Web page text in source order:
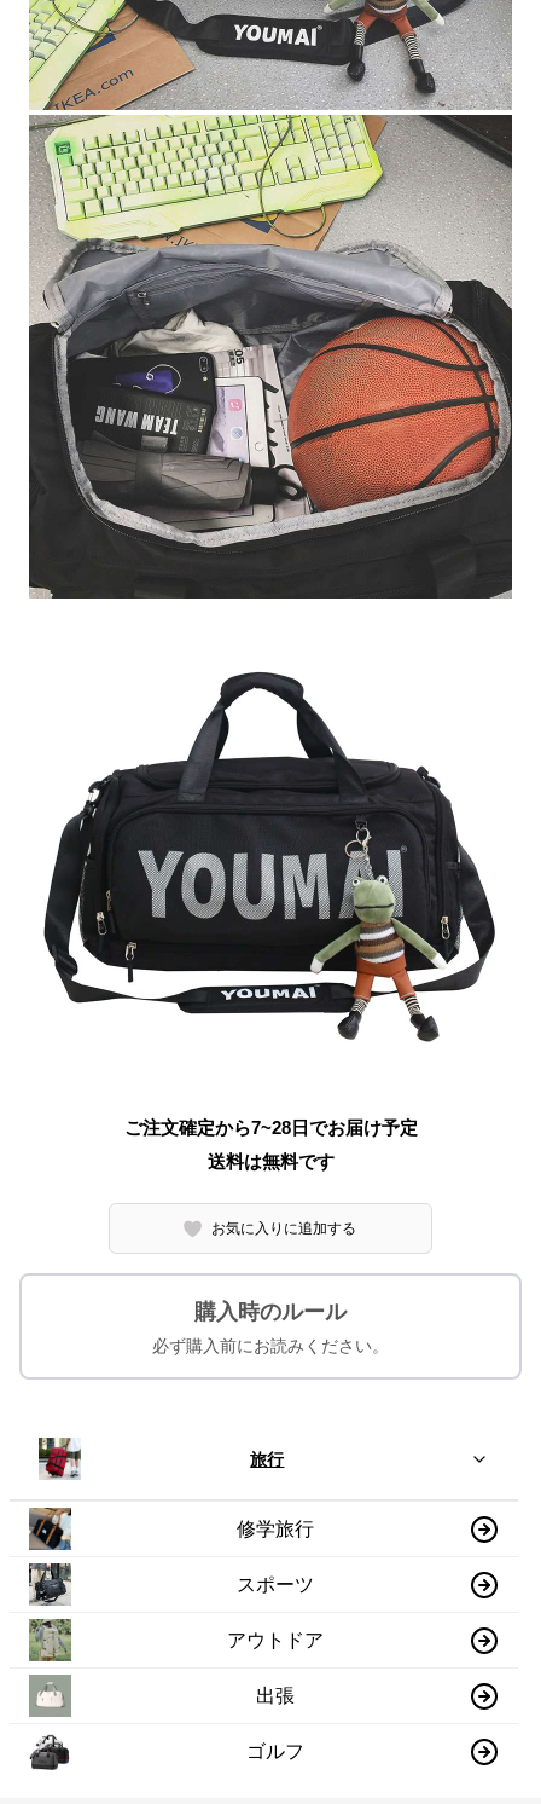
ご注文確定から7~28日でお届け予定
送料は無料です
お気に入りに追加する
購入時のルール
必ず購入前にお読みください。
旅行
修学旅行
スポーツ
アウトドア
出張
ゴルフ